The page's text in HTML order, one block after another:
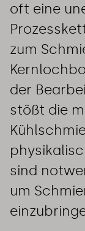
oft eine
zum
der
stößt die
sind
um